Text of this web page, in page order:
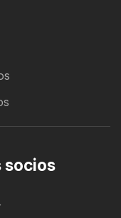
socios